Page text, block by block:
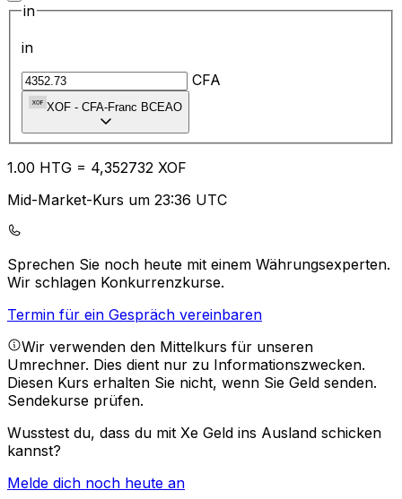
in
in
CFA
XOF - CFA-Franc BCEAO
1.00 HTG = 4,352732 XOF
Mid-Market-Kurs um 23:36 UTC
Sprechen Sie noch heute mit einem Währungsexperten.
Wir schlagen Konkurrenzkurse.
Termin für ein Gespräch vereinbaren
Wir verwenden den Mittelkurs für unseren
Umrechner. Dies dient nur zu Informationszwecken.
Diesen Kurs erhalten Sie nicht, wenn Sie Geld senden.
Sendekurse prüfen.
Wusstest du, dass du mit Xe Geld ins Ausland schicken
kannst?
Melde dich noch heute an